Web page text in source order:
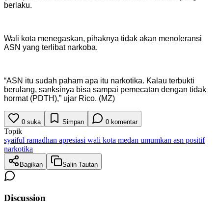
berlaku.
‎Wali kota menegaskan, pihaknya tidak akan menoleransi
ASN yang terlibat narkoba.
‎“ASN itu sudah paham apa itu narkotika. Kalau terbukti
berulang, sanksinya bisa sampai pemecatan dengan tidak
hormat (PDTH),” ujar Rico. (MZ)
0 suka Simpan 0 komentar
Topik
syaiful ramadhan apresiasi wali kota medan umumkan asn positif
narkotika
Bagikan Salin Tautan
Discussion